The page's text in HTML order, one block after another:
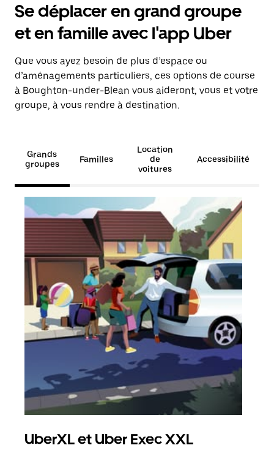
Se déplacer en grand groupe
et en famille avec l'app Uber
Que vous ayez besoin de plus d’espace ou
d’aménagements particuliers, ces options de course
à Boughton-under-Blean vous aideront, vous et votre
groupe, à vous rendre à destination.
Grands
groupes
Familles
Location
de
voitures
Accessibilité
UberXL et Uber Exec XXL